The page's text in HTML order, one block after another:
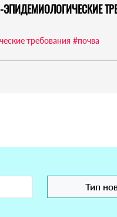
ЭПИДЕМИОЛОГИЧЕСКИЕ
требования #почва
Тип